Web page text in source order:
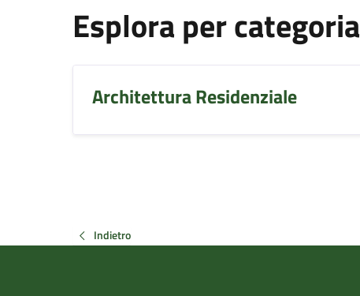
Esplora per categoria
Architettura Residenziale
Indietro